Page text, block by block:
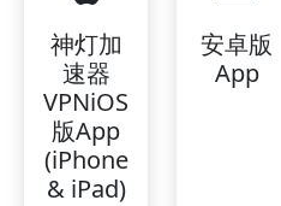
神灯加
速器
VPNiOS
版App
(iPhone
& iPad)
安卓版
App